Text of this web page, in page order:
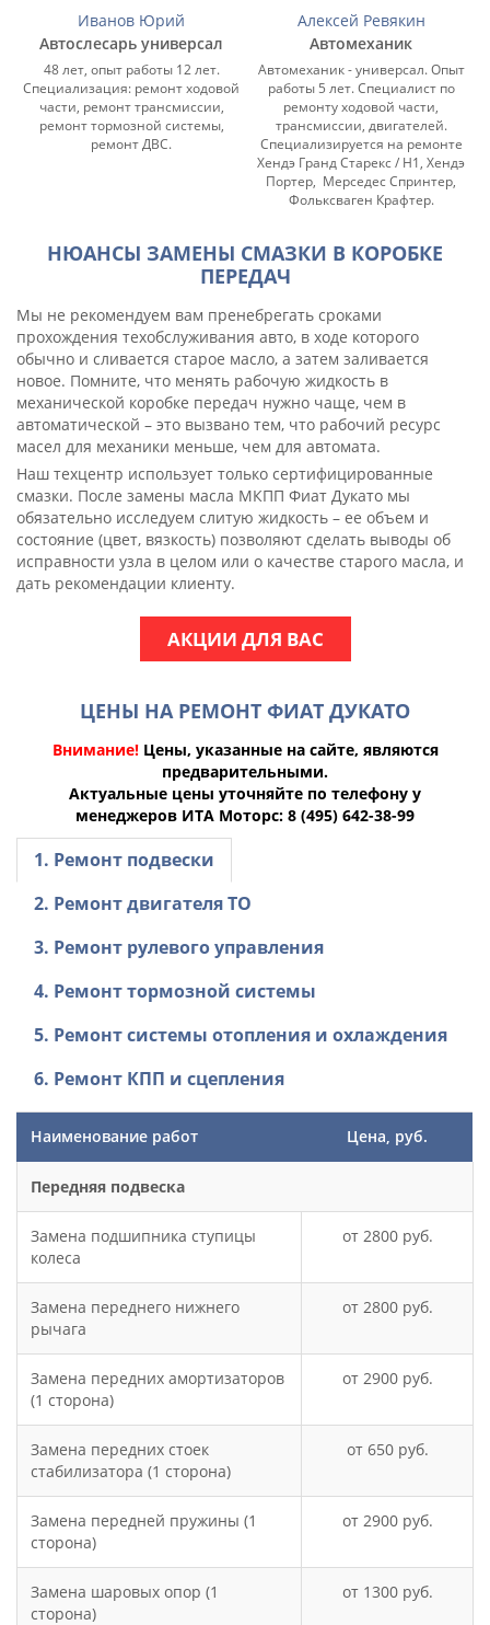
Иванов Юрий
Автослесарь универсал
48 лет, опыт работы 12 лет.
Специализация: ремонт ходовой
части, ремонт трансмиссии,
ремонт тормозной системы,
ремонт ДВС.
Алексей Ревякин
Автомеханик
Автомеханик - универсал. Опыт
работы 5 лет. Специалист по
ремонту ходовой части,
трансмиссии, двигателей.
Специализируется на ремонте
Хендэ Гранд Старекс / Н1, Хендэ
Портер, Мерседес Спринтер,
Фольксваген Крафтер.
НЮАНСЫ ЗАМЕНЫ СМАЗКИ В КОРОБКЕ
ПЕРЕДАЧ
Мы не рекомендуем вам пренебрегать сроками
прохождения техобслуживания авто, в ходе которого
обычно и сливается старое масло, а затем заливается
новое. Помните, что менять рабочую жидкость в
механической коробке передач нужно чаще, чем в
автоматической – это вызвано тем, что рабочий ресурс
масел для механики меньше, чем для автомата.
Наш техцентр использует только сертифицированные
смазки. После замены масла МКПП Фиат Дукато мы
обязательно исследуем слитую жидкость – ее объем и
состояние (цвет, вязкость) позволяют сделать выводы об
исправности узла в целом или о качестве старого масла, и
дать рекомендации клиенту.
АКЦИИ ДЛЯ ВАС
ЦЕНЫ НА РЕМОНТ ФИАТ ДУКАТО
Внимание!Цены, указанные на сайте, являются
предварительными.
Актуальные цены уточняйте по телефону у
менеджеров ИТА Моторс: 8 (495) 642-38-99
1. Ремонт подвески
2. Ремонт двигателя ТО
3. Ремонт рулевого управления
4. Ремонт тормозной системы
5. Ремонт системы отопления и охлаждения
6. Ремонт КПП и сцепления
Наименование работ Цена, руб.
Передняя подвеска
Замена подшипника ступицы
колеса
2800
Замена переднего нижнего
рычага
2800
Замена передних амортизаторов
(1 сторона)
2900
Замена передних стоек
стабилизатора (1 сторона)
650
Замена передней пружины (1
сторона)
2900
Замена шаровых опор (1
сторона)
1300